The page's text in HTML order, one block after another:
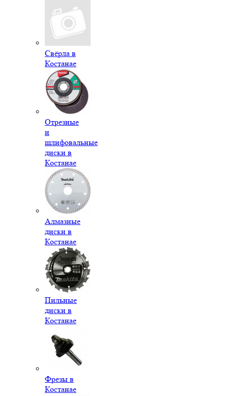
Свёрла в
Костанае
Отрезные
и
шлифовальные
диски в
Костанае
Алмазные
диски в
Костанае
Пильные
диски в
Костанае
Фрезы в
Костанае